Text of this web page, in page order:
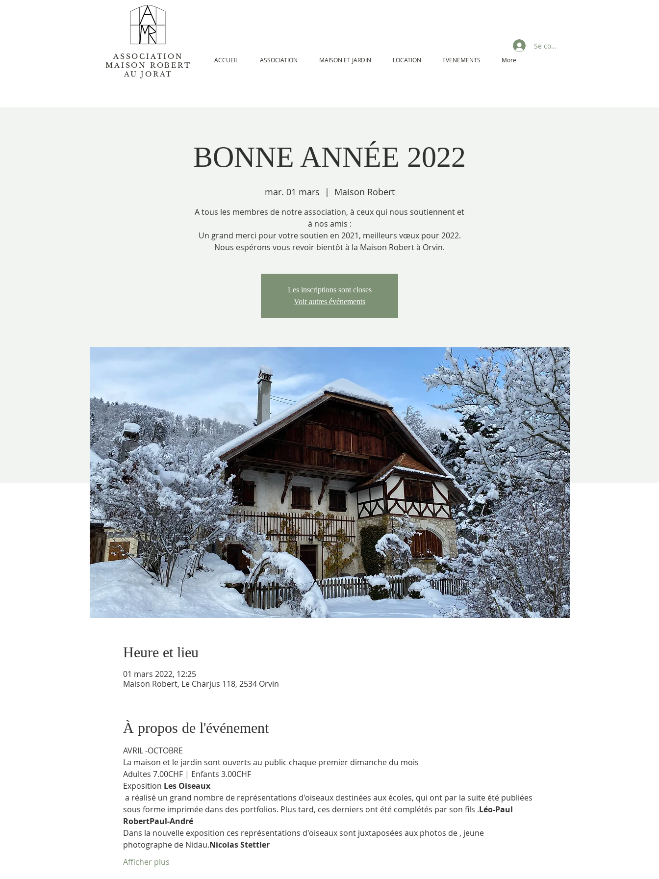
ASSOCIATION
MAISON ROBERT
AU JORAT
ACCUEIL ASSOCIATION MAISON ET JARDIN LOCATION EVENEMENTS More
Se connecter
BONNE ANNÉE 2022
mar. 01 mars
  |
Maison Robert
A tous les membres de notre association, à ceux qui nous soutiennent et
à nos amis :
Un grand merci pour votre soutien en 2021, meilleurs vœux pour 2022.
Nous espérons vous revoir bientôt à la Maison Robert à Orvin.
Les inscriptions sont closes
Voir autres événements
Heure et lieu
01 mars 2022, 12:25
Maison Robert, Le Chärjus 118, 2534 Orvin
À propos de l'événement
AVRIL -OCTOBRE
La maison et le jardin sont ouverts au public chaque premier dimanche du mois
Adultes 7.00CHF | Enfants 3.00CHF
Exposition Les Oiseaux
sous forme imprimée dans des portfolios. Plus tard, ces derniers ont été complétés par son fils .Léo-Paul
RobertPaul-André
Dans la nouvelle exposition ces représentations d'oiseaux sont juxtaposées aux photos de , jeune
photographe de Nidau.Nicolas Stettler
Afficher plus